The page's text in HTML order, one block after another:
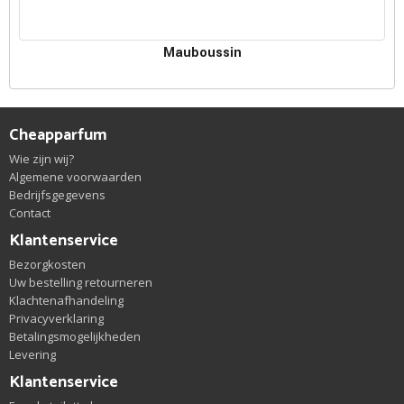
Mauboussin
Cheapparfum
Wie zijn wij?
Algemene voorwaarden
Bedrijfsgegevens
Contact
Klantenservice
Bezorgkosten
Uw bestelling retourneren
Klachtenafhandeling
Privacyverklaring
Betalingsmogelijkheden
Levering
Klantenservice